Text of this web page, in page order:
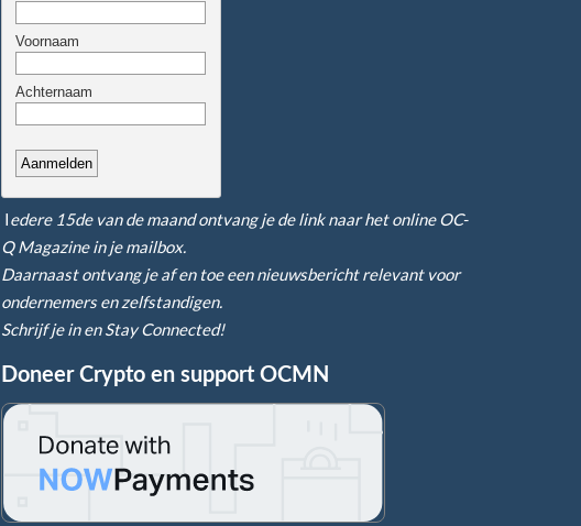
Iedere 15de van de maand ontvang je de link naar het online OC-
Q Magazine in je mailbox.
Daarnaast ontvang je af en toe een nieuwsbericht relevant voor
ondernemers en zelfstandigen.
Schrijf je in en Stay Connected!
Doneer Crypto en support OCMN